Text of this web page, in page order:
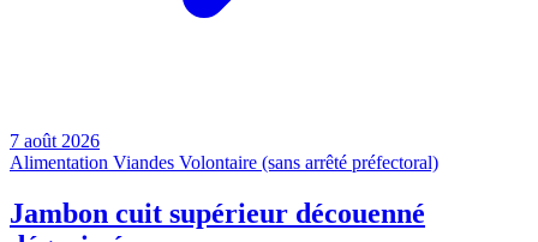
7 août 2026
Alimentation Viandes Volontaire (sans arrêté préfectoral)
Jambon cuit supérieur découenné